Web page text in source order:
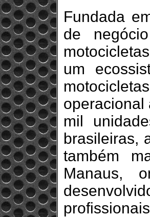
Fundada
de
um
operacional
mil
brasileiras,
também
Manaus,